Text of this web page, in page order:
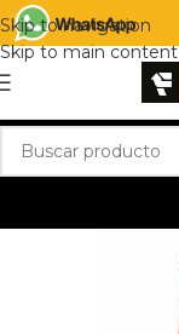
Skip to navigation
Skip to main content